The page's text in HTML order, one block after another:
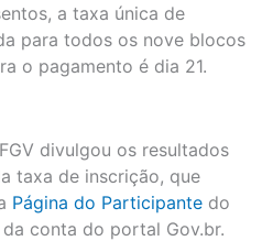
a taxa única de
para todos os nove blocos
o pagamento é dia 21.
divulgou os resultados
taxa de inscrição, que
Página do Participante do
conta do portal Gov.br.